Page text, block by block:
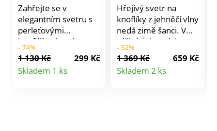
Zahřejte se v
elegantním svetru s
perleťovými
knoflíčky, kterému
neschází šarm.
Hladký pletený vzor
měkký na dotek.
- 74%
1 130 Kč
299 Kč
Skladem 1 ks
Detail
Hřejivý svetr na
knoflíky z jehněčí vlny
nedá zimě šanci. V
zářivých barvách a
snadný na údržbu.
Kulatý výstřih.
Vpředu knoflíková
- 52%
1 369 Kč
659 Kč
Skladem 2 ks
Detail